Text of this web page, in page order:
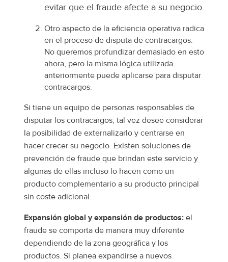
evitar que el fraude afecte a su negocio.
Otro aspecto de la eficiencia operativa radica
en el proceso de disputa de contracargos.
No queremos profundizar demasiado en esto
ahora, pero la misma lógica utilizada
anteriormente puede aplicarse para disputar
contracargos.
Si tiene un equipo de personas responsables de
disputar los contracargos, tal vez desee considerar
la posibilidad de externalizarlo y centrarse en
hacer crecer su negocio. Existen soluciones de
prevención de fraude que brindan este servicio y
algunas de ellas incluso lo hacen como un
producto complementario a su producto principal
sin coste adicional.
Expansión global y expansión de productos: el
fraude se comporta de manera muy diferente
dependiendo de la zona geográfica y los
productos. Si planea expandirse a nuevos